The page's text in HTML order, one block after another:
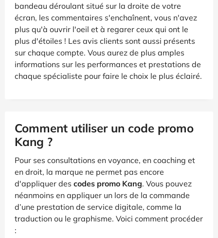
bandeau déroulant situé sur la droite de votre
écran, les commentaires s'enchaînent, vous n'avez
plus qu'à ouvrir l'oeil et à regarer ceux qui ont le
plus d'étoiles ! Les avis clients sont aussi présents
sur chaque compte. Vous aurez de plus amples
informations sur les performances et prestations de
chaque spécialiste pour faire le choix le plus éclairé.
Comment utiliser un code promo
Kang ?
Pour ses consultations en voyance, en coaching et
en droit, la marque ne permet pas encore
d'appliquer des codes promo Kang. Vous pouvez
néanmoins en appliquer un lors de la commande
d’une prestation de service digitale, comme la
traduction ou le graphisme. Voici comment procéder
: